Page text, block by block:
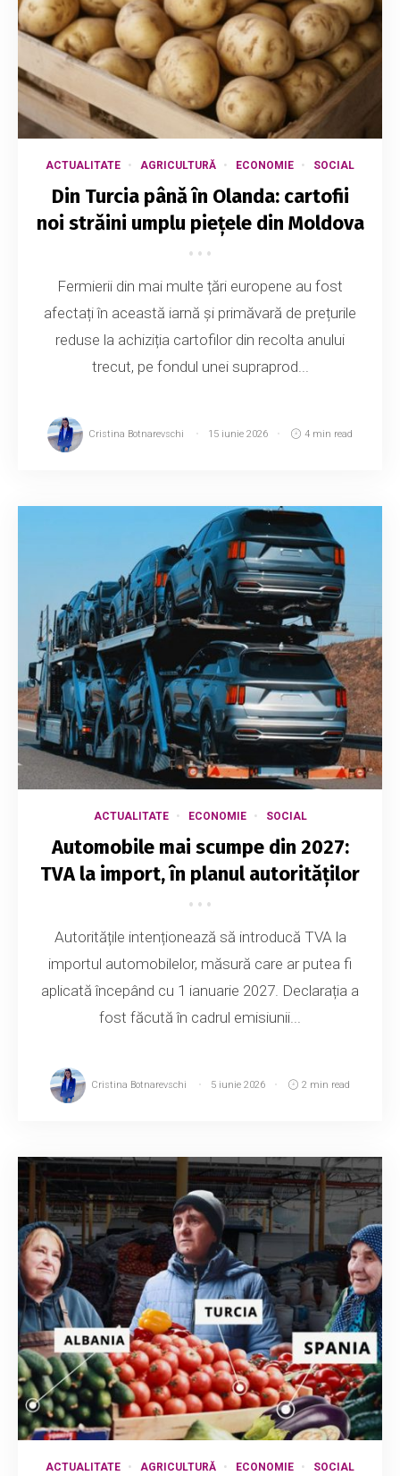
ACTUALITATE AGRICULTURĂ ECONOMIE SOCIAL
Din Turcia până în Olanda: cartofii
noi străini umplu piețele din Moldova
Fermierii din mai multe țări europene au fost
afectați în această iarnă și primăvară de prețurile
reduse la achiziția cartofilor din recolta anului
trecut, pe fondul unei supraprod...
Cristina Botnarevschi 15 iunie 2026 4 min read
ACTUALITATE ECONOMIE SOCIAL
Automobile mai scumpe din 2027:
TVA la import, în planul autorităților
Autoritățile intenționează să introducă TVA la
importul automobilelor, măsură care ar putea fi
aplicată începând cu 1 ianuarie 2027. Declarația a
fost făcută în cadrul emisiunii...
Cristina Botnarevschi 5 iunie 2026 2 min read
ACTUALITATE AGRICULTURĂ ECONOMIE SOCIAL